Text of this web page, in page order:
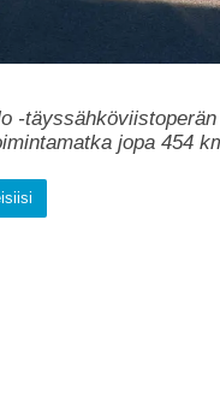
-
jopa 454